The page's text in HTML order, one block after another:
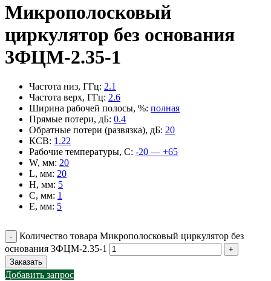
Микрополосковый
циркулятор без основания
3ФЦМ-2.35-1
Частота низ, ГГц: 2.1
Частота верх, ГГц: 2.6
Ширина рабочей полосы, %: полная
Прямые потери, дБ: 0.4
Обратные потери (развязка), дБ: 20
КСВ: 1.22
Рабочие температуры, С: -20 — +65
W, мм: 20
L, мм: 20
H, мм: 5
C, мм: 1
E, мм: 5
Количество товара Микрополосковый циркулятор без
основания 3ФЦМ-2.35-1
Заказать
Добавить запрос